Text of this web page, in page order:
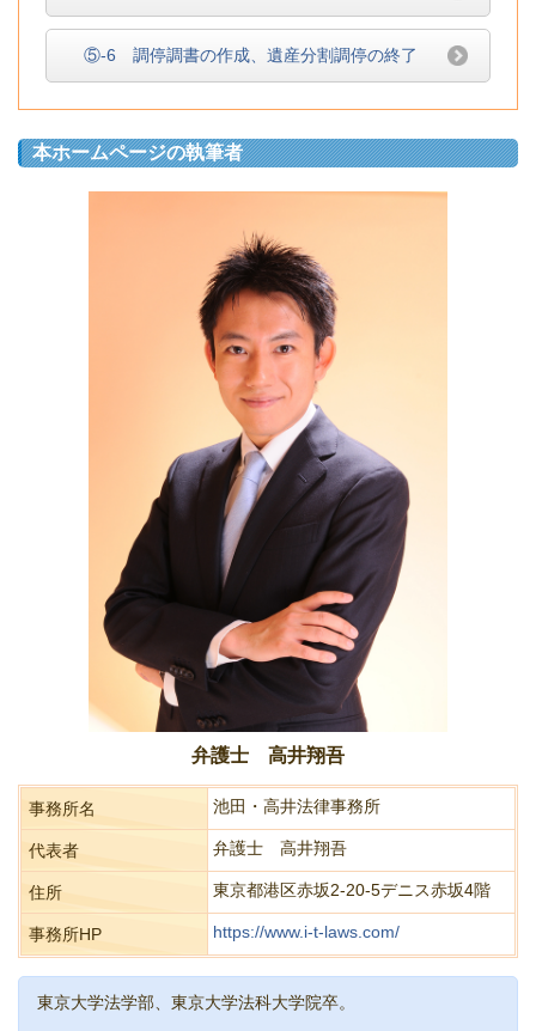
⑤-6 調停調書の作成、遺産分割調停の終了
本ホームページの執筆者
弁護士 高井翔吾
事務所名 池田・高井法律事務所
代表者 弁護士 高井翔吾
住所 東京都港区赤坂2-20-5デニス赤坂4階
事務所HP https://www.i-t-laws.com/
東京大学法学部、東京大学法科大学院卒。